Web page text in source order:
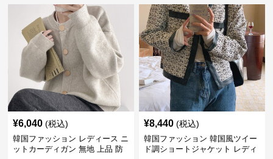
¥6,040 (税込)
韓国ファッション レディース ニ
ットカーディガン 無地 上品 防
¥8,440 (税込)
韓国ファッション 韓国風ツイー
ド調ショートジャケット レディ